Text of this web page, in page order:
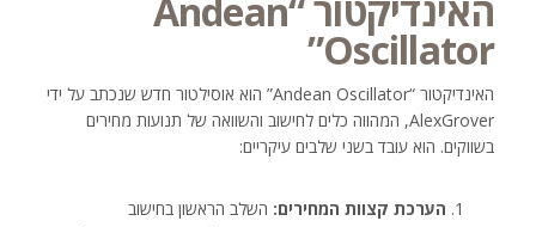
האינדיקטור “Andean
Oscillator”
האינדיקטור “Andean Oscillator” הוא אוסילטור חדש שנכתב על ידי
AlexGrover, המהווה כלים לחישוב והשוואה של תנועות מחירים
בשווקים. הוא עובד בשני שלבים עיקריים:
הערכת קצוות המחירים: השלב הראשון בחישוב